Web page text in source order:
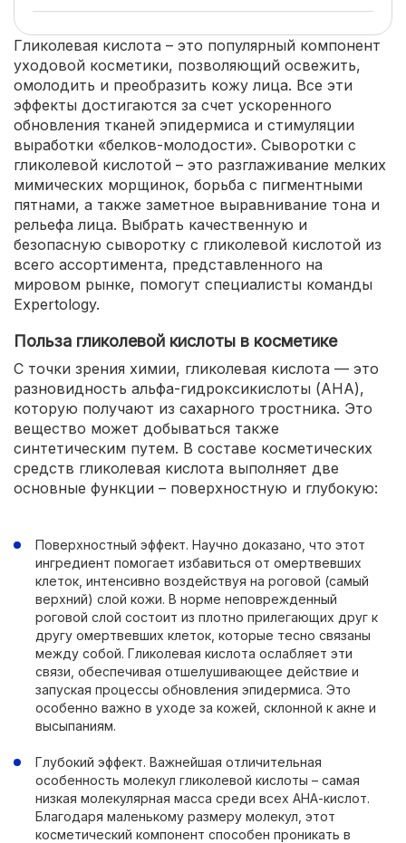
Гликолевая кислота – это популярный компонент
уходовой косметики, позволяющий освежить,
омолодить и преобразить кожу лица. Все эти
эффекты достигаются за счет ускоренного
обновления тканей эпидермиса и стимуляции
выработки «белков-молодости». Сыворотки с
гликолевой кислотой – это разглаживание мелких
мимических морщинок, борьба с пигментными
пятнами, а также заметное выравнивание тона и
рельефа лица. Выбрать качественную и
безопасную сыворотку с гликолевой кислотой из
всего ассортимента, представленного на
мировом рынке, помогут специалисты команды
Expertology.
Польза гликолевой кислоты в косметике
С точки зрения химии, гликолевая кислота — это
разновидность альфа-гидроксикислоты (AHA),
которую получают из сахарного тростника. Это
вещество может добываться также
синтетическим путем. В составе косметических
средств гликолевая кислота выполняет две
основные функции – поверхностную и глубокую:
Поверхностный эффект. Научно доказано, что этот
ингредиент помогает избавиться от омертвевших
клеток, интенсивно воздействуя на роговой (самый
верхний) слой кожи. В норме неповрежденный
роговой слой состоит из плотно прилегающих друг к
другу омертвевших клеток, которые тесно связаны
между собой. Гликолевая кислота ослабляет эти
связи, обеспечивая отшелушивающее действие и
запуская процессы обновления эпидермиса. Это
особенно важно в уходе за кожей, склонной к акне и
высыпаниям.
Глубокий эффект. Важнейшая отличительная
особенность молекул гликолевой кислоты – самая
низкая молекулярная масса среди всех АНА-кислот.
Благодаря маленькому размеру молекул, этот
косметический компонент способен проникать в